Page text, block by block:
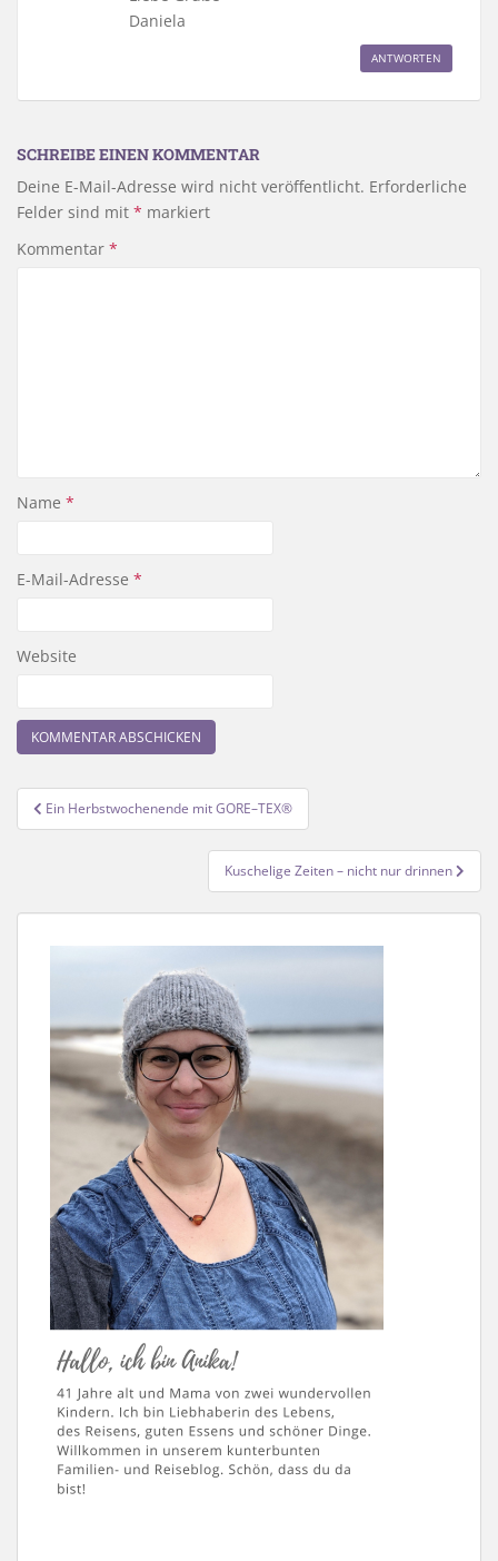
Daniela
ANTWORTEN
SCHREIBE EINEN KOMMENTAR
Deine E-Mail-Adresse wird nicht veröffentlicht. Erforderliche
Felder sind mit * markiert
Kommentar *
Name *
E-Mail-Adresse *
Website
Beitragsnavigation
Ein Herbstwochenende mit GORE–TEX®
Kuschelige Zeiten – nicht nur drinnen